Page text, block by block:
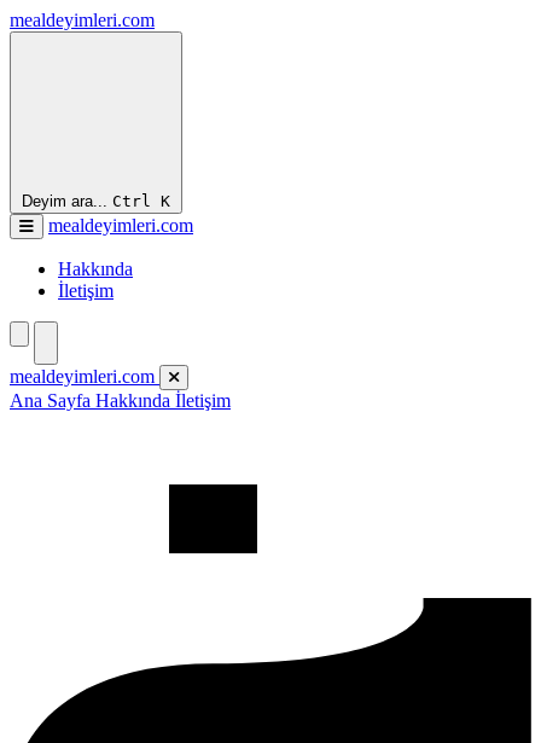
mealdeyimleri.com
Deyim ara... Ctrl K
mealdeyimleri.com
Hakkında
İletişim
mealdeyimleri.com
Ana Sayfa Hakkında İletişim